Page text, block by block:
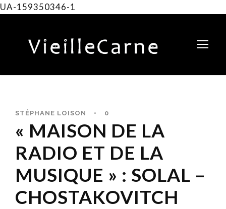
UA-159350346-1
STÉPHANE LOISON • 0
« MAISON DE LA
RADIO ET DE LA
MUSIQUE » : SOLAL –
CHOSTAKOVITCH